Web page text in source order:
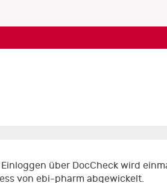
über DocCheck wird
von ebi-pharm abgewickelt.